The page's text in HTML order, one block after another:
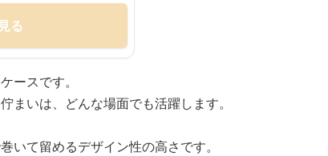
る
ースです。
まいは、どんな場面でも活躍します。
いて留めるデザイン性の高さです。